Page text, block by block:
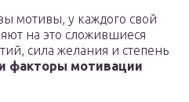
мотивы, у каждого свой
на это сложившиеся
сила желания и степень
факторы мотивации